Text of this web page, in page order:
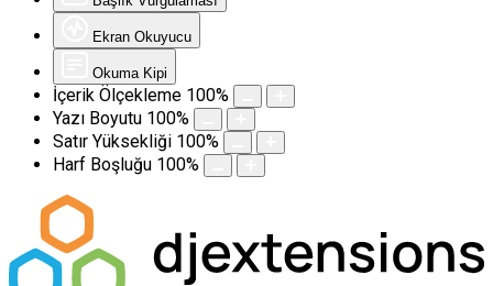
Ekran Okuyucu
Okuma Kipi
İçerik Ölçekleme 100%
Yazı Boyutu 100%
Satır Yüksekliği 100%
Harf Boşluğu 100%